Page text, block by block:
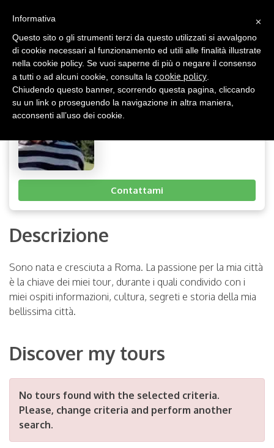
(0)
Giulia
Età::45
Nazionalità:Italia
Specializzazione: archeologia,
arte e cibo
Esperienza:
Contattami
Descrizione
Sono nata e cresciuta a Roma. La passione per la mia città
è la chiave dei miei tour, durante i quali condivido con i
miei ospiti informazioni, cultura, segreti e storia della mia
bellissima città.
Discover my tours
No tours found with the selected criteria.
Please, change criteria and perform another
search.
×
Informativa
Questo sito o gli strumenti terzi da questo utilizzati si avvalgono
di cookie necessari al funzionamento ed utili alle finalità illustrate
nella cookie policy. Se vuoi saperne di più o negare il consenso
a tutti o ad alcuni cookie, consulta la cookie policy
Chiudendo questo banner, scorrendo questa pagina, cliccando
su un link o proseguendo la navigazione in altra maniera,
acconsenti all’uso dei cookie.